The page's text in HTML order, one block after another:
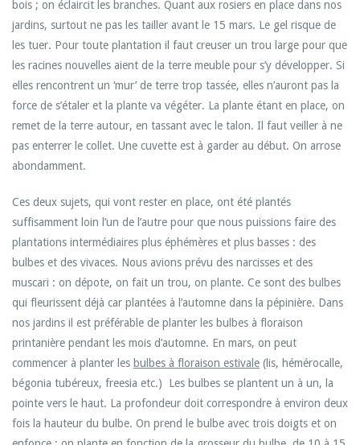
bois ; on éclaircit les branches. Quant aux rosiers en place dans nos
jardins, surtout ne pas les tailler avant le 15 mars. Le gel risque de
les tuer. Pour toute plantation il faut creuser un trou large pour que
les racines nouvelles aient de la terre meuble pour s’y développer. Si
elles rencontrent un ‘mur’ de terre trop tassée, elles n’auront pas la
force de s’étaler et la plante va végéter. La plante étant en place, on
remet de la terre autour, en tassant avec le talon. Il faut veiller à ne
pas enterrer le collet. Une cuvette est à garder au début. On arrose
abondamment.
Ces deux sujets, qui vont rester en place, ont été plantés
suffisamment loin l’un de l’autre pour que nous puissions faire des
plantations intermédiaires plus éphémères et plus basses : des
bulbes et des vivaces. Nous avions prévu des narcisses et des
muscari : on dépote, on fait un trou, on plante. Ce sont des bulbes
qui fleurissent déjà car plantées à l’automne dans la pépinière. Dans
nos jardins il est préférable de planter les bulbes à floraison
printanière pendant les mois d’automne. En mars, on peut
commencer à planter les bulbes à floraison estivale (lis, hémérocalle,
bégonia tubéreux, freesia etc.) Les bulbes se plantent un à un, la
pointe vers le haut. La profondeur doit correspondre à environ deux
fois la hauteur du bulbe. On prend le bulbe avec trois doigts et on